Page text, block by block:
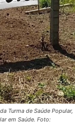
Turma de Saúde Popular,
em Saúde. Foto: